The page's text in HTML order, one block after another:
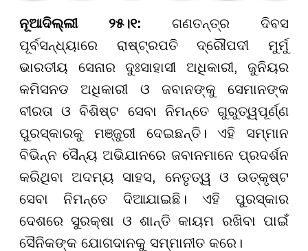
ନୂଆଦିଲ୍ଲୀ ୨୫।୧: ଗଣତନ୍ତ୍ର ଦିବସ
ପୂର୍ବସନ୍ଧ୍ୟାରେ ରାଷ୍ଟ୍ରପତି ଦ୍ରୌପଦୀ ମୁର୍ମୁ
ଭାରତୀୟ ସେନାର ଦୁଃସାହାସୀ ଅଧିକାରୀ, ଜୁନିୟର
କମିସନଡ ଅଧିକାରୀ ଓ ଜବାନଙ୍କୁ ସେମାନଙ୍କ
ବୀରତା ଓ ବିଶିଷ୍ଟ ସେବା ନିମନ୍ତେ ଗୁରୁତ୍ୱପୂର୍ଣ୍ଣ
ପୁରସ୍କାରକୁ ମଞ୍ଜୁରୀ ଦେଇଛନ୍ତି। ଏହି ସମ୍ମାନ
ବିଭିନ୍ନ ସୈନ୍ୟ ଅଭିଯାନରେ ଜବାନମାନେ ପ୍ରଦର୍ଶନ
କରିଥିବା ଅଦମ୍ୟ ସାହସ, ନେତୃତ୍ୱ ଓ ଉତ୍କୃଷ୍ଟ
ସେବା ନିମନ୍ତେ ଦିଆଯାଇଛି। ଏହି ପୁରସ୍କାର
ଦେଶରେ ସୁରକ୍ଷା ଓ ଶାନ୍ତି କାୟମ ରଖିବା ପାଇଁ
ସୈନିକଙ୍କ ଯୋଗଦାନକୁ ସମ୍ମାନୀତ କରେ।